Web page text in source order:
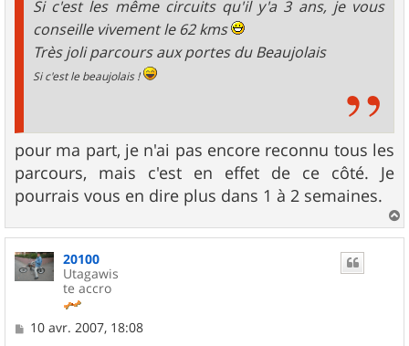
Si c'est les même circuits qu'il y'a 3 ans, je vous
conseille vivement le 62 kms
Très joli parcours aux portes du Beaujolais
Si c'est le beaujolais !
pour ma part, je n'ai pas encore reconnu tous les
parcours, mais c'est en effet de ce côté. Je
pourrais vous en dire plus dans 1 à 2 semaines.
a
20100
Utagawis
te accro
M10 avr. 2007, 18:08